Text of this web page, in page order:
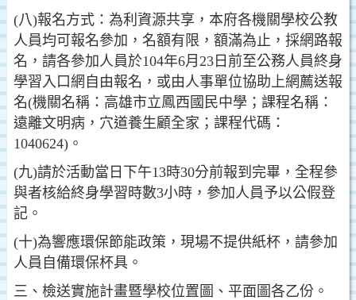
(八)報名方式：為利資源共享，本府各機關學校公教
人員均可報名參加，名額有限，額滿為止，採網路報
名，請各參加人員於104年6月23日前至公務人員終身
學習入口網自由報名，或由人事單位協助上網薦送報
名(機關名稱：高雄市立鳳西國民中學；課程名稱：
遠離文明病，穴道養生顧全家；課程代碼：
1040624)。
(九)請於活動當日下午13時30分前報到完畢，全程參
與者核給終身學習時數3小時，參加人員予以公假登
記。
(十)為響應環保節能政策，現場不提供紙杯，請參加
人員自備環保杯具。
三、檢送實施計畫暨學校位置圖、平面圖各乙份。